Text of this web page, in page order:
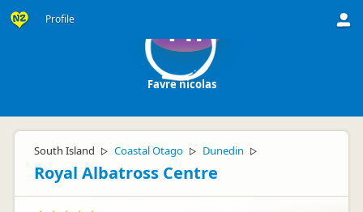
Profile Fn
Favre nicolas
South Island ▷ Coastal Otago ▷ Dunedin ▷
Royal Albatross Centre